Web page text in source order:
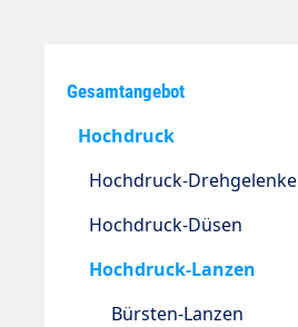
Gesamtangebot
Hochdruck
Hochdruck-Drehgelenke
Hochdruck-Düsen
Hochdruck-Lanzen
Bürsten-Lanzen